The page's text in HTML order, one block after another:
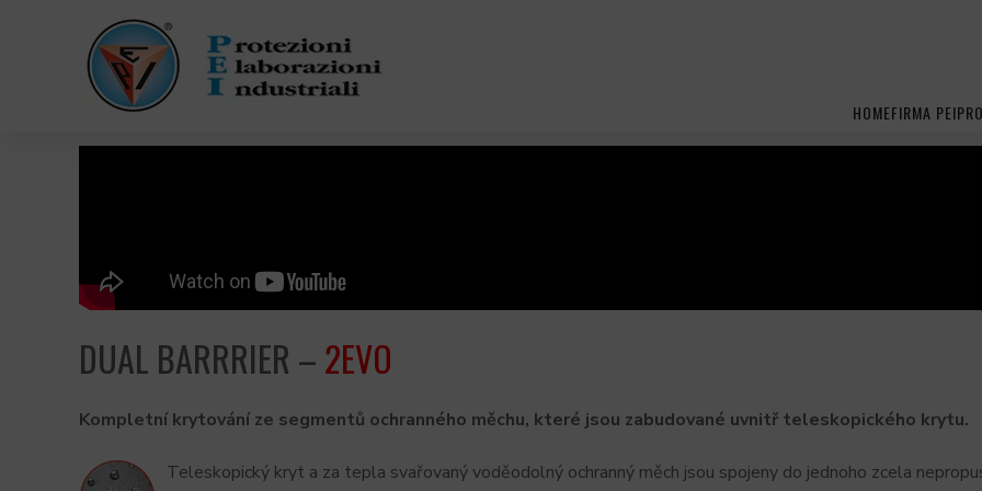
HOMEFIRMA PEI
DUAL BARRRIER –2EVO
Kompletní krytování ze segmentů ochranného měchu, které jsou zabudované uvnitř teleskopického krytu.
Teleskopický kryt a za tepla svařovaný voděodolný ochranný měch jsou spojeny do jednoho zcela